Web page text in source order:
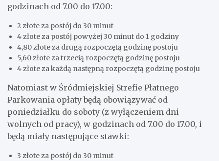
godzinach od 7.00 do 17.00:
2 złote za postój do 30 minut
4 złote za postój powyżej 30 minut do 1 godziny
4,80 złote za drugą rozpoczętą godzinę postoju
5,60 złote za trzecią rozpoczętą godzinę postoju
4 złote za każdą następną rozpoczętą godzinę postoju
Natomiast w Śródmiejskiej Strefie Płatnego
Parkowania opłaty będą obowiązywać od
poniedziałku do soboty (z wyłączeniem dni
wolnych od pracy), w godzinach od 7.00 do 17.00, i
będą miały następujące stawki:
3 złote za postój do 30 minut